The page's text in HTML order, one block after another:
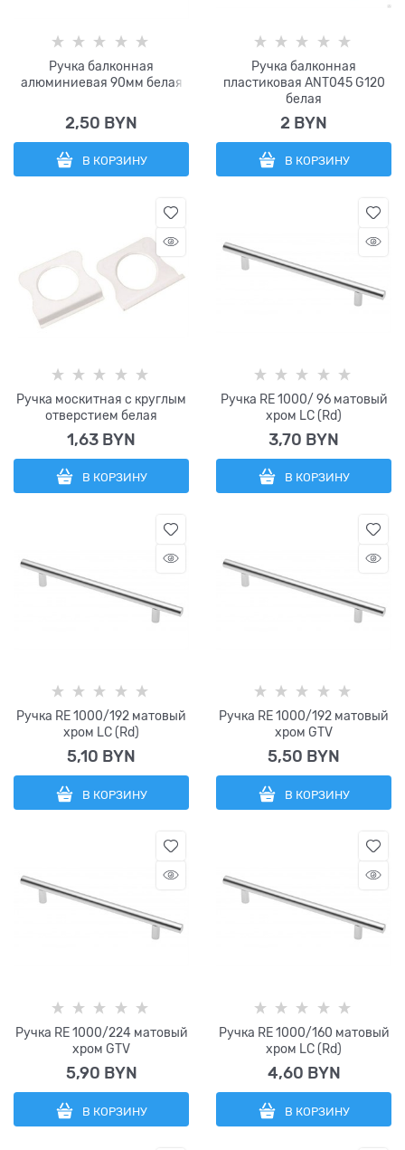
Ручка балконная
алюминиевая 90мм белая
2,50 BYN
В КОРЗИНУ
Ручка балконная
пластиковая ANT045 G120
белая
2 BYN
В КОРЗИНУ
Ручка москитная с круглым
отверстием белая
1,63 BYN
В КОРЗИНУ
Ручка RE 1000/ 96 матовый
хром LC (Rd)
3,70 BYN
В КОРЗИНУ
Ручка RE 1000/192 матовый
хром LC (Rd)
5,10 BYN
В КОРЗИНУ
Ручка RE 1000/192 матовый
хром GTV
5,50 BYN
В КОРЗИНУ
Ручка RE 1000/224 матовый
хром GTV
5,90 BYN
В КОРЗИНУ
Ручка RE 1000/160 матовый
хром LC (Rd)
4,60 BYN
В КОРЗИНУ